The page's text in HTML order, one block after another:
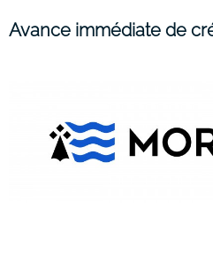
Avance immédiate de